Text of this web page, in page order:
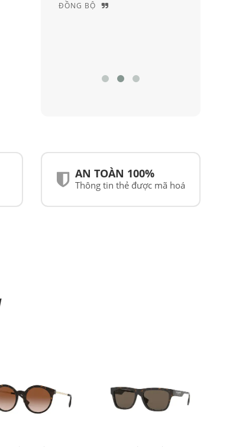
ĐỒNG BỘ
AN TOÀN 100%
Thông tin thẻ được mã hoá